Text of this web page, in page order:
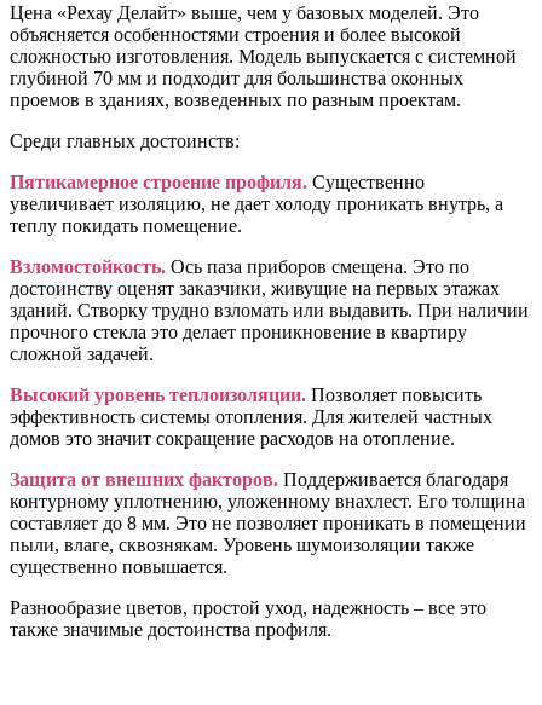
Цена «Рехау Делайт» выше, чем у базовых моделей. Это
объясняется особенностями строения и более высокой
сложностью изготовления. Модель выпускается с системной
глубиной 70 мм и подходит для большинства оконных
проемов в зданиях, возведенных по разным проектам.
Среди главных достоинств:
Пятикамерное строение профиля. Существенно
увеличивает изоляцию, не дает холоду проникать внутрь, а
теплу покидать помещение.
Взломостойкость. Ось паза приборов смещена. Это по
достоинству оценят заказчики, живущие на первых этажах
зданий. Створку трудно взломать или выдавить. При наличии
прочного стекла это делает проникновение в квартиру
сложной задачей.
Высокий уровень теплоизоляции. Позволяет повысить
эффективность системы отопления. Для жителей частных
домов это значит сокращение расходов на отопление.
Защита от внешних факторов. Поддерживается благодаря
контурному уплотнению, уложенному внахлест. Его толщина
составляет до 8 мм. Это не позволяет проникать в помещении
пыли, влаге, сквознякам. Уровень шумоизоляции также
существенно повышается.
Разнообразие цветов, простой уход, надежность – все это
также значимые достоинства профиля.